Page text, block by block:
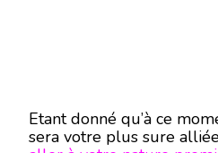
Etant donné qu’à ce
sera votre plus sure